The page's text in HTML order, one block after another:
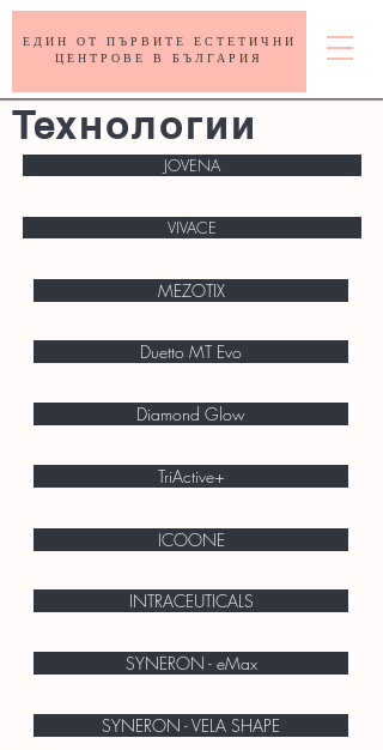
ЕДИН ОТ ПЪРВИТЕ ЕСТЕТИЧНИ
ЦЕНТРОВЕ В БЪЛГАРИЯ
Технологии
JOVENA
VIVACE
MEZOTIX
Duetto MT Evo
Diamond Glow
TriActive+
ICOONE
INTRACEUTICALS
SYNERON - eMax
SYNERON - VELA SHAPE